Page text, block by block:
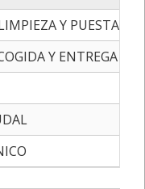
Y PUESTA A
Y ENTREGA